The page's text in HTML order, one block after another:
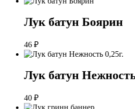
Лук батун Боярин
46 ₽
Лук батун
40 ₽